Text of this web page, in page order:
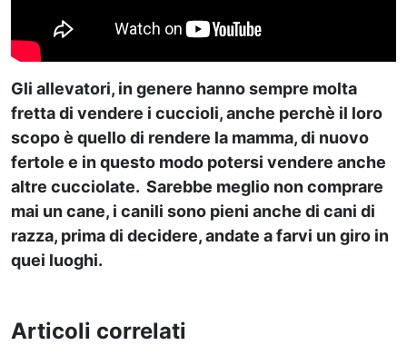
Gli allevatori, in genere hanno sempre molta
fretta di vendere i cuccioli, anche perchè il loro
scopo è quello di rendere la mamma, di nuovo
fertole e in questo modo potersi vendere anche
altre cucciolate. Sarebbe meglio non comprare
mai un cane, i canili sono pieni anche di cani di
razza, prima di decidere, andate a farvi un giro in
quei luoghi.
Articoli correlati